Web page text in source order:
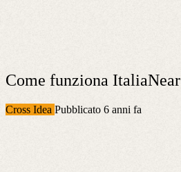
Come funziona ItaliaNear
Cross Idea Pubblicato 6 anni fa